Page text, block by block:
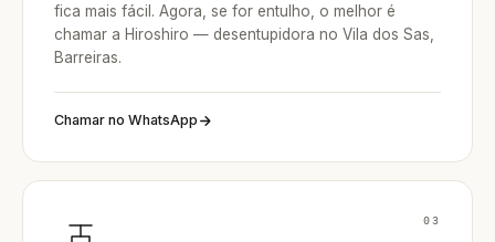
fica mais fácil. Agora, se for entulho, o melhor é
chamar a Hiroshiro — desentupidora no Vila dos Sas,
Barreiras.
Chamar no WhatsApp
03